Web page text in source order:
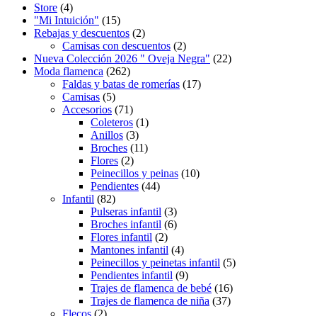
opciones
se
pueden
elegir
en
la
página
de
producto
Store (4)
"Mi Intuición" (15)
Rebajas y descuentos (2)
Camisas con descuentos (2)
Nueva Colección 2026 " Oveja Negra" (22)
Moda flamenca (262)
Faldas y batas de romerías (17)
Camisas (5)
Accesorios (71)
Coleteros (1)
Anillos (3)
Broches (11)
Flores (2)
Peinecillos y peinas (10)
Pendientes (44)
Infantil (82)
Pulseras infantil (3)
Broches infantil (6)
Flores infantil (2)
Mantones infantil (4)
Peinecillos y peinetas infantil (5)
Pendientes infantil (9)
Trajes de flamenca de bebé (16)
Trajes de flamenca de niña (37)
Flecos (2)